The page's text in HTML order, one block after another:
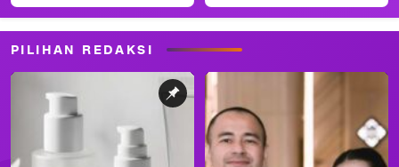
PILIHAN REDAKSI